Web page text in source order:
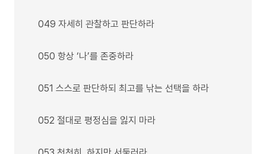
049 자세히 관찰하고 판단하라
050 항상 ‘나’를 존중하라
051 스스로 판단하되 최고를 낚는 선택을 하라
052 절대로 평정심을 잃지 마라